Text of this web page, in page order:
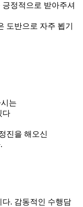
정적으로 받아주셔
도반으로 자주 뵙기
는
다
진을 해오신
. 감동적인 수행담